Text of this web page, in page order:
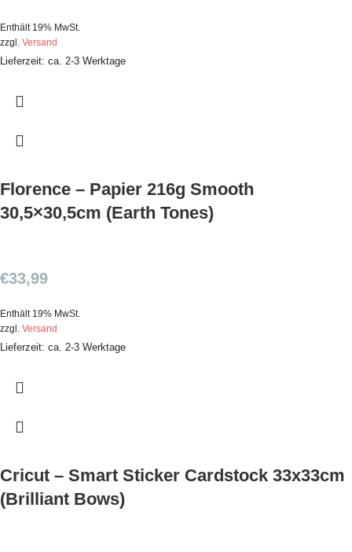
Enthält 19% MwSt.
zzgl. Versand
Lieferzeit: ca. 2-3 Werktage
Florence – Papier 216g Smooth
30,5×30,5cm (Earth Tones)
€33,99
Enthält 19% MwSt.
zzgl. Versand
Lieferzeit: ca. 2-3 Werktage
Cricut – Smart Sticker Cardstock 33x33cm
(Brilliant Bows)